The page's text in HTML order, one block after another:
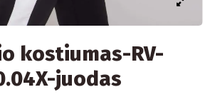
kostiumas-RV-
juodas